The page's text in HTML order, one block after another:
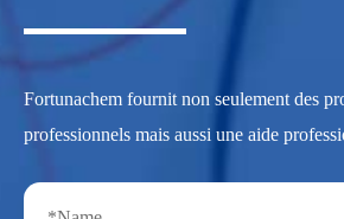
Fortunachem fournit non seulement des
professionnels mais aussi une aide